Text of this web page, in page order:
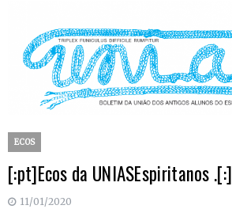
ECOS
[:pt]Ecos da UNIASEspiritanos .[:]
11/01/2020